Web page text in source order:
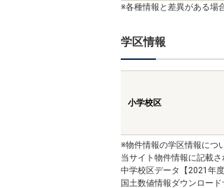
※各種情報と差異がある場
学区情報
小学校区
※物件情報の学区情報につ
当サイト物件情報に記載
中学校区データ【2021年
国土数値情報ダウンロー